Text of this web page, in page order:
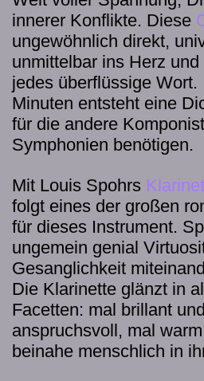
innerer Konflikte. Diese
ungewöhnlich direkt,
unmittelbar ins Herz
jedes überflüssige Wort.
Minuten entsteht eine
für die andere
Symphonien benötigen.
Mit Louis Spohrs
folgt eines der großen
für dieses Instrument.
ungemein genial
Gesanglichkeit
Die Klarinette glänzt in
Facetten: mal brillant
anspruchsvoll, mal
beinahe menschlich in